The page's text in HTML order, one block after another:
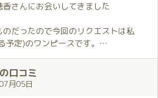
が、次回の約束はもう済ませている
さんにお会いしてきました
だったので今回のリクエストは私
定)のワンピースです。
ースは触り心地がとても良くて前回
てもらいました。
つ見ても素敵です。
口コミ
月05日